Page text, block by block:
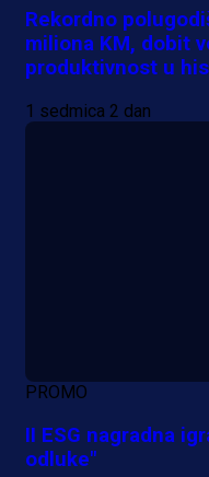
Rekordno
miliona KM, dobit
produktivnost u
1 sedmica 2 dan
PROMO
II ESG nagradna
odluke"